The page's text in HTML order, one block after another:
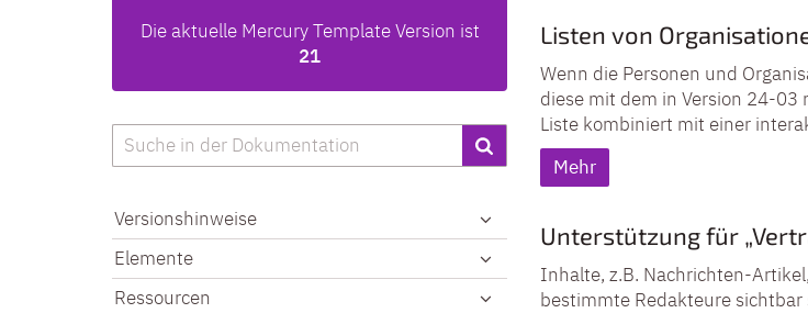
Listen von
Wenn die Personen und
diese mit dem in Version 24-03
Liste kombiniert mit einer
Mehr
Unterstützung für
Inhalte, z.B. Nachrichten-
bestimmte Redakteure
Die aktuelle Mercury Template Version ist
21
Suche
Versionshinweise
Elemente
Ressourcen